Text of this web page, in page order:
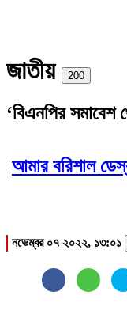
জাতীয় 200
‘বিএনপির সমাবেশ
আমার বরিশাল
নভেম্বর ০৭ ২০২২, ১৩:০১